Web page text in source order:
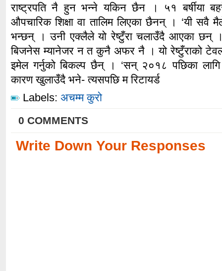
राष्ट्रपति नै हुन भन्ने यकिन छैन । ५१ बर्षीया
औपचारिक शिक्षा वा तालिम लिएका छैनन् । ‘यी सवै
भन्छन् । उनी एक्लैले यो रेष्टुँरा चलाउँदै आएका छन्
बिजनेस म्यानेजर न त कुनै अफर नै । यो रेष्टुँराको टेवल
इमेल गर्नुको बिकल्प छैन् । ‘सन् २०१८ पछिका
कारण खुलाउँदै भने- त्यसपछि म रिटायर्ड
Labels: अचम्म कुरो
0 COMMENTS
Write Down Your Responses